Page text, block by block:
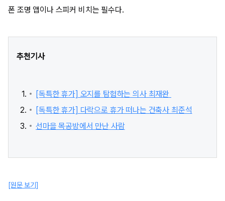
폰 조명 앱이나 스피커 비치는 필수다.
추천기사
[독특한 휴가] 오지를 탐험하는 의사 최재완
[독특한 휴가] 다락으로 휴가 떠나는 건축사 최준석
선마을 목공방에서 만난 사람
[원문 보기]